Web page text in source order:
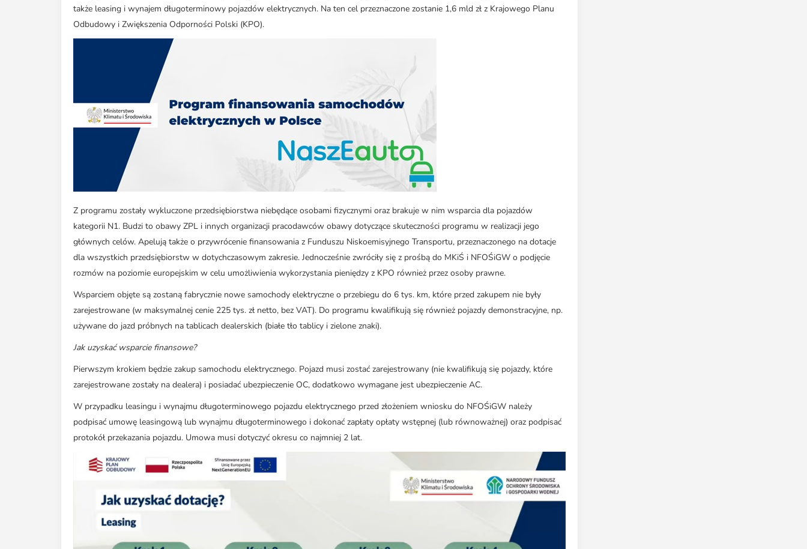
także leasing i wynajem długoterminowy pojazdów elektrycznych. Na ten cel przeznaczone zostanie 1,6 mld zł z Krajowego Planu
Odbudowy i Zwiększenia Odporności Polski (KPO).
Z programu zostały wykluczone przedsiębiorstwa niebędące osobami fizycznymi oraz brakuje w nim wsparcia dla pojazdów
kategorii N1. Budzi to obawy ZPL i innych organizacji pracodawców obawy dotyczące skuteczności programu w realizacji jego
głównych celów. Apelują także o przywrócenie finansowania z Funduszu Niskoemisyjnego Transportu, przeznaczonego na dotacje
dla wszystkich przedsiębiorstw w dotychczasowym zakresie. Jednocześnie zwróciły się z prośbą do MKiŚ i NFOŚiGW o podjęcie
rozmów na poziomie europejskim w celu umożliwienia wykorzystania pieniędzy z KPO również przez osoby prawne.
Wsparciem objęte są zostaną fabrycznie nowe samochody elektryczne o przebiegu do 6 tys. km, które przed zakupem nie były
zarejestrowane (w maksymalnej cenie 225 tys. zł netto, bez VAT). Do programu kwalifikują się również pojazdy demonstracyjne, np.
używane do jazd próbnych na tablicach dealerskich (białe tło tablicy i zielone znaki).
Jak uzyskać wsparcie finansowe?
Pierwszym krokiem będzie zakup samochodu elektrycznego. Pojazd musi zostać zarejestrowany (nie kwalifikują się pojazdy, które
zarejestrowane zostały na dealera) i posiadać ubezpieczenie OC, dodatkowo wymagane jest ubezpieczenie AC.
W przypadku leasingu i wynajmu długoterminowego pojazdu elektrycznego przed złożeniem wniosku do NFOŚiGW należy
podpisać umowę leasingową lub wynajmu długoterminowego i dokonać zapłaty opłaty wstępnej (lub równoważnej) oraz podpisać
protokół przekazania pojazdu. Umowa musi dotyczyć okresu co najmniej 2 lat.